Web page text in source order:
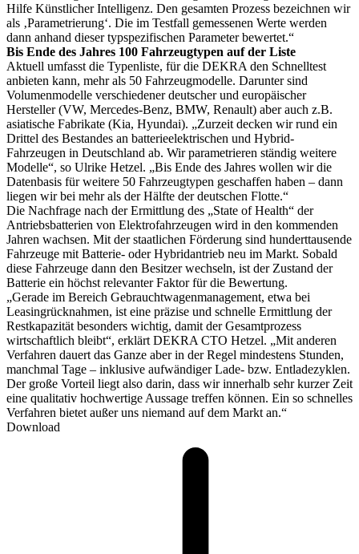
Hilfe Künstlicher Intelligenz. Den gesamten Prozess bezeichnen wir
als ‚Parametrierung‘. Die im Testfall gemessenen Werte werden
dann anhand dieser typspezifischen Parameter bewertet.“
Bis Ende des Jahres 100 Fahrzeugtypen auf der Liste
Aktuell umfasst die Typenliste, für die DEKRA den Schnelltest
anbieten kann, mehr als 50 Fahrzeugmodelle. Darunter sind
Volumenmodelle verschiedener deutscher und europäischer
Hersteller (VW, Mercedes-Benz, BMW, Renault) aber auch z.B.
asiatische Fabrikate (Kia, Hyundai). „Zurzeit decken wir rund ein
Drittel des Bestandes an batterieelektrischen und Hybrid-
Fahrzeugen in Deutschland ab. Wir parametrieren ständig weitere
Modelle“, so Ulrike Hetzel. „Bis Ende des Jahres wollen wir die
Datenbasis für weitere 50 Fahrzeugtypen geschaffen haben – dann
liegen wir bei mehr als der Hälfte der deutschen Flotte.“
Die Nachfrage nach der Ermittlung des „State of Health“ der
Antriebsbatterien von Elektrofahrzeugen wird in den kommenden
Jahren wachsen. Mit der staatlichen Förderung sind hunderttausende
Fahrzeuge mit Batterie- oder Hybridantrieb neu im Markt. Sobald
diese Fahrzeuge dann den Besitzer wechseln, ist der Zustand der
Batterie ein höchst relevanter Faktor für die Bewertung.
„Gerade im Bereich Gebrauchtwagenmanagement, etwa bei
Leasingrücknahmen, ist eine präzise und schnelle Ermittlung der
Restkapazität besonders wichtig, damit der Gesamtprozess
wirtschaftlich bleibt“, erklärt DEKRA CTO Hetzel. „Mit anderen
Verfahren dauert das Ganze aber in der Regel mindestens Stunden,
manchmal Tage – inklusive aufwändiger Lade- bzw. Entladezyklen.
Der große Vorteil liegt also darin, dass wir innerhalb sehr kurzer Zeit
eine qualitativ hochwertige Aussage treffen können. Ein so schnelles
Verfahren bietet außer uns niemand auf dem Markt an.“
Download